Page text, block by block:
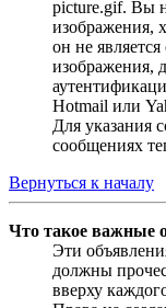
picture.gif. Вы
изображения,
он не
изображения,
Hotmail или
Для указания
сообщениях
Вернуться к началу
Что такое важные
Эти
должны
вверху